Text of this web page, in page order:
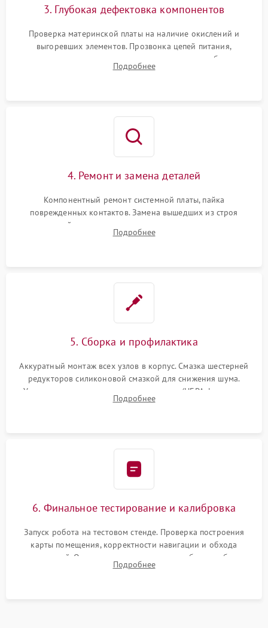
3. Глубокая дефектовка компонентов
Проверка материнской платы на наличие окислений и
выгоревших элементов. Прозвонка цепей питания,
тестирование приводных моторов колес и турбины
всасывания. Оценка состояния оптических и инфракрасных
Подробнее
4. Ремонт и замена деталей
Компонентный ремонт системной платы, пайка
поврежденных контактов. Замена вышедших из строя
двигателей, изношенного аккумулятора, неисправного
лидара или помпы подачи воды. Восстановление шлейфов и
Подробнее
5. Сборка и профилактика
Аккуратный монтаж всех узлов в корпус. Смазка шестерней
редукторов силиконовой смазкой для снижения шума.
Установка новых расходных материалов (HEPA-фильтров,
микрофибры, щеток). Надежная фиксация разъемов и
Подробнее
6. Финальное тестирование и калибровка
Запуск робота на тестовом стенде. Проверка построения
карты помещения, корректности навигации и обхода
препятствий. Оценка силы всасывания и работы турбины.
Тестирование автоматического возврата на док-станцию и
Подробнее